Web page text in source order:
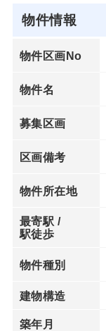
物件情報
物件区画No
物件名
募集区画
区画備考
物件所在地
最寄駅 /
駅徒歩
物件種別
建物構造
築年月